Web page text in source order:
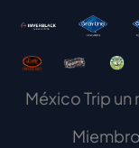
México Trip